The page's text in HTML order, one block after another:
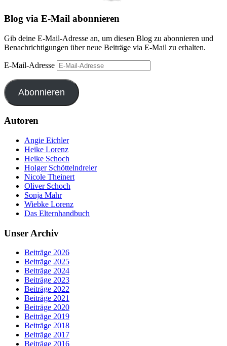
Blog via E-Mail abonnieren
Gib deine E-Mail-Adresse an, um diesen Blog zu abonnieren und
Benachrichtigungen über neue Beiträge via E-Mail zu erhalten.
E-Mail-Adresse
Abonnieren
Autoren
Angie Eichler
Heike Lorenz
Heike Schoch
Holger Schöttelndreier
Nicole Theinert
Oliver Schoch
Sonja Mahr
Wiebke Lorenz
Das Elternhandbuch
Unser Archiv
Beiträge 2026
Beiträge 2025
Beiträge 2024
Beiträge 2023
Beiträge 2022
Beiträge 2021
Beiträge 2020
Beiträge 2019
Beiträge 2018
Beiträge 2017
Beiträge 2016